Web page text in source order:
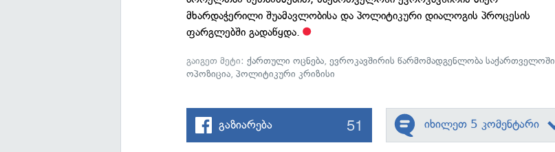
მხარდაჭერილი შუამავლობისა და პოლიტიკური დიალოგის პროცესის
ფარგლებში გადაწყდა.
გაიგეთ მეტი:ქართული ოცნება,ევროკავშირის წარმომადგენლობა საქართველოში
ოპოზიცია,პოლიტიკური კრიზისი
გაზიარება 51 იხილეთ 5 კომენტარი